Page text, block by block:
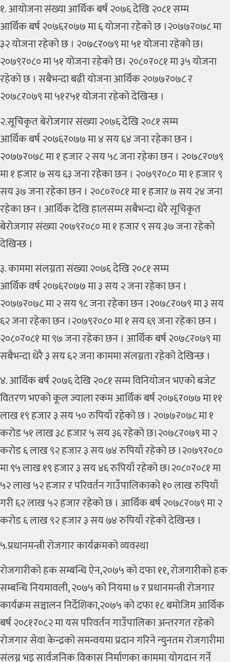
१. आयोजना संख्या आर्थिक बर्ष २०७६ देखि २०८१ सम्म
आर्थिक बर्ष २०७६र०७७ मा ६ योजना रहेको छ ।२०७७र०७८ मा
३२ योजना रहेको छ । २०७८र०७९ मा ५१ योजना रहेको छ।
२०७९र०८० मा ५१ योजना रहेको छ। २०८०र०८१ मा ३५ योजना
रहेको छ । सबैभन्दा बढी योजना आर्थिक २०७७र०७८ र
२०७८र०७९ मा ५१र५१ योजना रहेको देखिन्छ ।
२.सूचिकृत बेरोजगार संख्या २०७६ देखि २०८१ सम्म
आर्थिक बर्ष २०७६र०७७ मा ४ सय ६४ जना रहेका छन ।
२०७७र०७८ मा १ हजार २ सय ५८ जना रहेका छन । २०७८र०७९
मा १ हजार ७ सय ६३ जना रहेका छन । २०७९र०८० मा १ हजार ९
सय ३७ जना रहेका छन । २०८०र०८१ मा १ हजार ७ सय २४ जना
रहेका छन । आर्थिक देखि हालसम्म सबैभन्दा धेरै सूचिकृत
बेरोजगार संख्या २०७९र०८० मा १ हजार ९ सय ३७ जना रहेको
देखिन्छ ।
३. काममा संलग्नता संख्या २०७६ देखि २०८१ सम्म
आर्थिक वर्ष २०७६र०७७ मा ३ सय २ जना रहेका छन ।
२०७७र०७८ मा २ सय ९८ जना रहेका छन ।२०७८र०७९ मा ३ सय
६२ जना रहेका छन ।२०७९र०८० मा १ सय ६९ जना रहेका छन ।
२०८०र०८१ मा ९७ जना रहेका छन । आर्थिक बर्ष २०७८र०७९ मा
सबैभन्दा धेरै ३ सय ६२ जना काममा संलग्नता रहेको देखिन्छ ।
४. आर्थिक बर्ष २०७६ देखि २०८१ सम्म विनियोजन भएको बजेट
वितरण भएको कूल ज्याला रकम आर्थिक बर्ष २०७६र०७७ मा ११
लाख १९ हजार ३ सय ५० रुपियाँ रहेको छ । २०७७र०७८ मा १
करोड ५१ लाख ३८ हजार ५ सय ३६ रहेको छ।२०७८र०७९ मा २
करोड ६ लाख ९२ हजार ३ सय ७४ रुपियाँ रहेको छ ।२०७९र०८०
मा ९५ लाख १९ हजार ३ सय ४६ रुपियाँ रहेको छ।२०८०र०८१ मा
५२ लाख ५२ हजार र परिवर्तन गाउँपालिकाको १० लाख रुपियाँ
गरी ६२ लाख ५२ हजार रहेको छ । आर्थिक बर्ष २०७८र०७९ मा २
करोड ६ लाख ९२ हजार ३ सय ७४ रुपियाँ रहेको देखिन्छ ।
५.प्रधानमन्त्री रोजगार कार्यक्रमको व्यवस्था
रोजगारीको हक सम्बन्धि ऐन,२०७५ को दफा ११, रोजगारीको हक
सम्बन्धि नियमावली, २०७५ को नियमा ७ र प्रधानमन्त्री रोजगार
कार्यक्रम सञ्चालन निर्देशिका,२०७५ को दफा १८ बमोजिम आर्थिक
बर्ष २०८१र०८२ मा यस परिवर्तन गाउँपालिका अन्तरगत रहेको
रोजगार सेवा केन्द्रको समन्वयमा प्रदान गरिने न्युनतम रोजगारीमा
संलग्न भइ सार्वजनिक विकास निर्माणका काममा योगदान गर्ने